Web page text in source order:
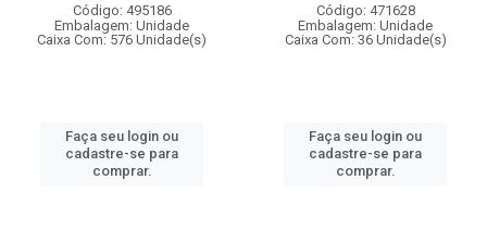
Código: 495186
Embalagem: Unidade
Caixa Com: 576 Unidade(s)
Faça seu login ou
cadastre-se para
comprar.
Código: 471628
Embalagem: Unidade
Caixa Com: 36 Unidade(s)
Faça seu login ou
cadastre-se para
comprar.